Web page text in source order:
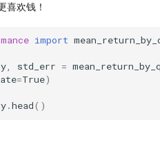
喜欢钱！
import
, std_err =
=True)
.head()